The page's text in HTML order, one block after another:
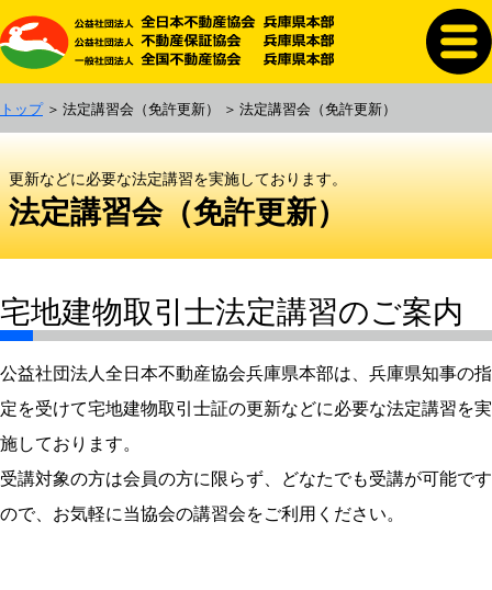
トップ 法定講習会（免許更新） 法定講習会（免許更新）
更新などに必要な法定講習を実施しております。
法定講習会（免許更新）
宅地建物取引士法定講習のご案内
公益社団法人全日本不動産協会兵庫県本部は、兵庫県知事の指
定を受けて宅地建物取引士証の更新などに必要な法定講習を実
施しております。
受講対象の方は会員の方に限らず、どなたでも受講が可能です
ので、お気軽に当協会の講習会をご利用ください。